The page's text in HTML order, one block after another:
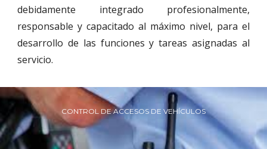
debidamente integrado profesionalmente,
responsable y capacitado al máximo nivel, para el
desarrollo de las funciones y tareas asignadas al
servicio.
CONTROL DE ACCESOS DE VEHÍCULOS